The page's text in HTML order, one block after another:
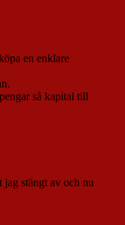
en enklare
så kapital till
stängt av och nu